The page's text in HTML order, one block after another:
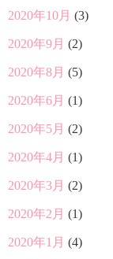
2020年10月 (3)
2020年9月 (2)
2020年8月 (5)
2020年6月 (1)
2020年5月 (2)
2020年4月 (1)
2020年3月 (2)
2020年2月 (1)
2020年1月 (4)